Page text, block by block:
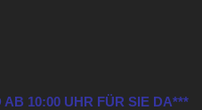
10:00 UHR FÜR SIE DA***